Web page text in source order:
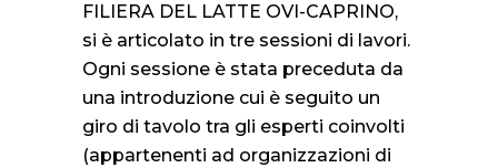
FILIERA DEL LATTE OVI-CAPRINO,
si è articolato in tre sessioni di lavori.
Ogni sessione è stata preceduta da
una introduzione cui è seguito un
giro di tavolo tra gli esperti coinvolti
(appartenenti ad organizzazioni di